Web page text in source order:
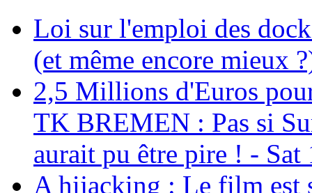
Loi sur l'emploi des
(et même encore mieux
2,5 Millions d'Euros
TK BREMEN : Pas si
aurait pu être pire ! - Sat
A hijacking : Le film est